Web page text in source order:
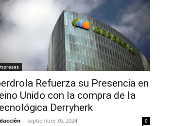
Refuerza su Presencia en
Unido con la compra de la
Derryherk
- septiembre 30, 2024 0